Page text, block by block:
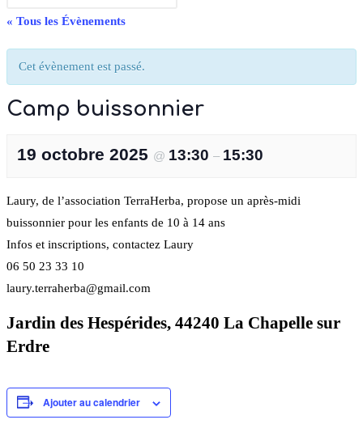
« Tous les Évènements
Cet évènement est passé.
Camp buissonnier
19 octobre 2025 @ 13:30 – 15:30
Laury, de l’association TerraHerba, propose un après-midi
buissonnier pour les enfants de 10 à 14 ans
Infos et inscriptions, contactez Laury
06 50 23 33 10
laury.terraherba@gmail.com
Jardin des Hespérides, 44240 La Chapelle sur
Erdre
Ajouter au calendrier